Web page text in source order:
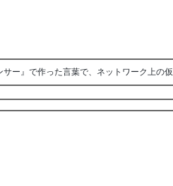
ー』で作った言葉で、ネットワーク上の仮